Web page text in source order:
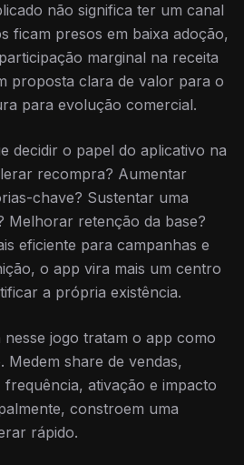
não significa ter um canal
ficam presos em baixa adoção,
marginal na receita
proposta clara de valor para o
para evolução comercial.
decidir o papel do aplicativo na
recompra? Aumentar
chave? Sustentar uma
Melhorar retenção da base?
eficiente para campanhas e
o app vira mais um centro
a própria existência.
jogo tratam o app como
share de vendas,
ativação e impacto
constroem uma
rápido.